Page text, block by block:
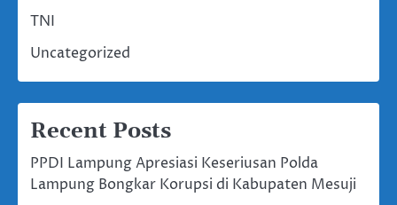
TNI
Uncategorized
Recent Posts
PPDI Lampung Apresiasi Keseriusan Polda
Lampung Bongkar Korupsi di Kabupaten Mesuji